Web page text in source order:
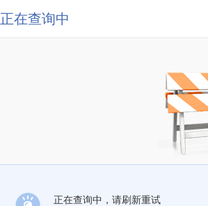
正在查询中
正在查询中，请刷新重试